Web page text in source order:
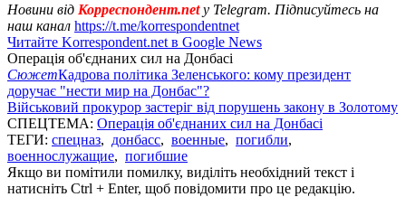
Новини від Корреспондент.net у Telegram. Підписуйтесь на
наш канал https://t.me/korrespondentnet
Читайте Korrespondent.net в Google News
Операція об'єднаних сил на Донбасі
СюжетКадрова політика Зеленського: кому президент
доручає "нести мир на Донбас"?
Військовий прокурор застеріг від порушень закону в Золотому
СПЕЦТЕМА: Операція об'єднаних сил на Донбасі
ТЕГИ: спецназ, донбасс, военные, погибли,
военнослужащие, погибшие
Якщо ви помітили помилку, виділіть необхідний текст і
натисніть Ctrl + Enter, щоб повідомити про це редакцію.